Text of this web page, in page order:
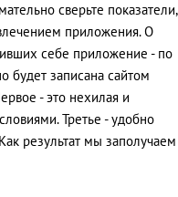
сверьте показатели,
приложения. О
себе приложение - по
будет записана сайтом
- это нехилая и
Третье - удобно
результат мы заполучаем